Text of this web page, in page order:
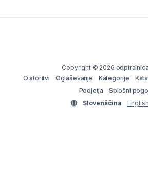
Copyright © 2026
O storitvi
Oglaševanje Kategorije
Podjetja
Splošni
Slovenščina
English